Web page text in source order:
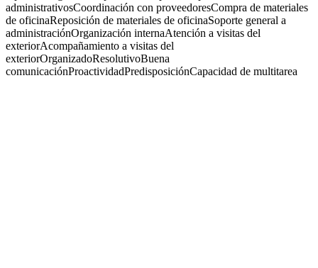
administrativosCoordinación con proveedoresCompra de materiales
de oficinaReposición de materiales de oficinaSoporte general a
administraciónOrganización internaAtención a visitas del
exteriorAcompañamiento a visitas del
exteriorOrganizadoResolutivoBuena
comunicaciónProactividadPredisposiciónCapacidad de multitarea